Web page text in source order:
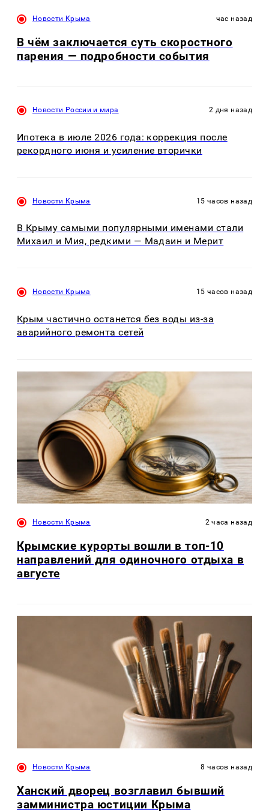
Новости Крыма час назад
В чём заключается суть скоростного
парения — подробности события
Новости России и мира 2 дня назад
Ипотека в июле 2026 года: коррекция после
рекордного июня и усиление вторички
Новости Крыма 15 часов назад
В Крыму самыми популярными именами стали
Михаил и Мия, редкими — Мадаин и Мерит
Новости Крыма 15 часов назад
Крым частично останется без воды из-за
аварийного ремонта сетей
Новости Крыма 2 часа назад
Крымские курорты вошли в топ-10
направлений для одиночного отдыха в
августе
Новости Крыма 8 часов назад
Ханский дворец возглавил бывший
замминистра юстиции Крыма